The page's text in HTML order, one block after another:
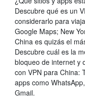
Descubre qué es un
considerarlo para
Google Maps; New
China es quizás el
Descubre cuál es la
bloqueo de internet y
con VPN para China:
apps como
Gmail.